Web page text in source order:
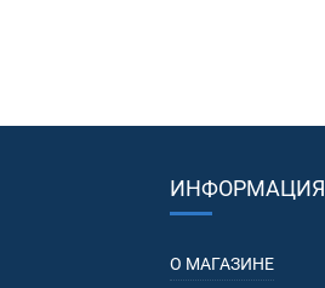
ИНФОРМАЦИЯ
О МАГАЗИНЕ